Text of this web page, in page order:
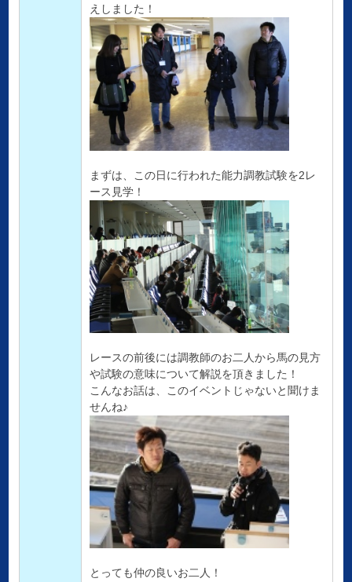
えしました！
まずは、この日に行われた能力調教試験を2レ
ース見学！
レースの前後には調教師のお二人から馬の見方
や試験の意味について解説を頂きました！
こんなお話は、このイベントじゃないと聞けま
せんね♪
とっても仲の良いお二人！